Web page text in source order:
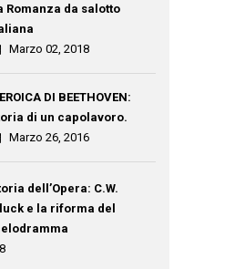
Romanza da salotto
Marzo 02, 2018
DI BEETHOVEN:
di un capolavoro.
Marzo 26, 2016
dell’Opera: C.W.
e la riforma del